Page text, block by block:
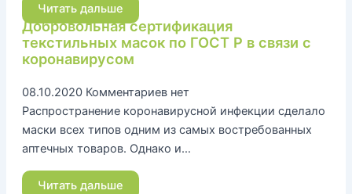
Читать дальше
Добровольная сертификация
текстильных масок по ГОСТ Р в связи с
коронавирусом
08.10.2020 Комментариев нет
Распространение коронавирусной инфекции сделало
маски всех типов одним из самых востребованных
аптечных товаров. Однако и…
Читать дальше